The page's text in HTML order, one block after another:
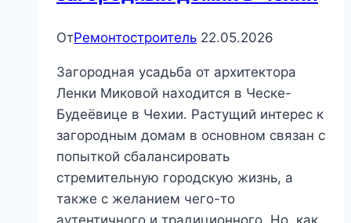
ОтРемонтостроитель 22.05.2026
Загородная усадьба от архитектора
Ленки Миковой находится в Ческе-
Будеёвице в Чехии. Растущий интерес к
загородным домам в основном связан с
попыткой сбалансировать
стремительную городскую жизнь, а
также с желанием чего-то